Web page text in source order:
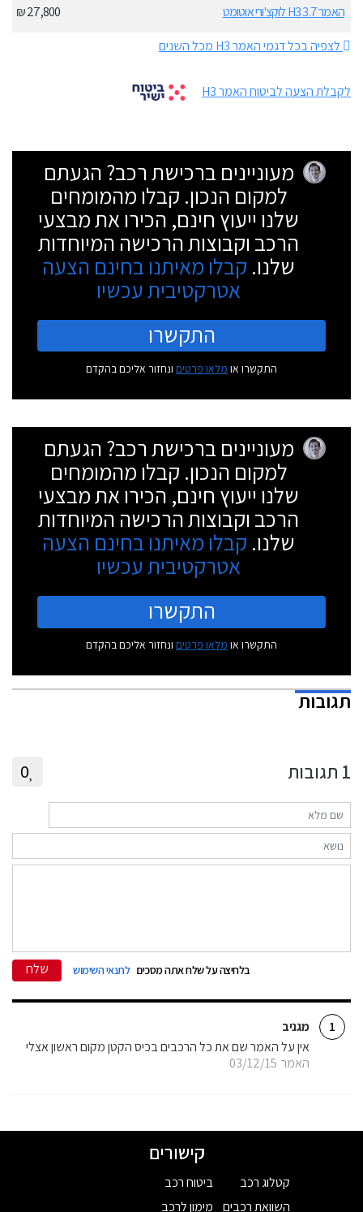
האמר H3 3.7 לוקצ'ורי אוטומט
27,800 ₪
לצפיה בכל דגמי האמר H3 מכל השנים
לקבלת הצעה לביטוח האמר H3
מעוניינים ברכישת רכב? הגעתם
למקום הנכון. קבלו מהמומחים
שלנו ייעוץ חינם, הכירו את מבצעי
הרכב וקבוצות הרכישה המיוחדות
שלנו. קבלו מאיתנו בחינם הצעה
אטרקטיבית עכשיו
התקשרו
התקשרו או מלאו פרטים ונחזור אליכם בהקדם
מעוניינים ברכישת רכב? הגעתם
למקום הנכון. קבלו מהמומחים
שלנו ייעוץ חינם, הכירו את מבצעי
הרכב וקבוצות הרכישה המיוחדות
שלנו. קבלו מאיתנו בחינם הצעה
אטרקטיבית עכשיו
התקשרו
התקשרו או מלאו פרטים ונחזור אליכם בהקדם
תגובות
1 תגובות 0
בלחיצה על שלח אתה מסכים לתנאי השימוש שלח
1 מגניב
האמר 03/12/15
אין על האמר שם את כל הרכבים בכיס הקטן מקום ראשון אצלי
קישורים
קטלוג רכב
השוואת רכבים
ביטוח רכב
מימון לרכב